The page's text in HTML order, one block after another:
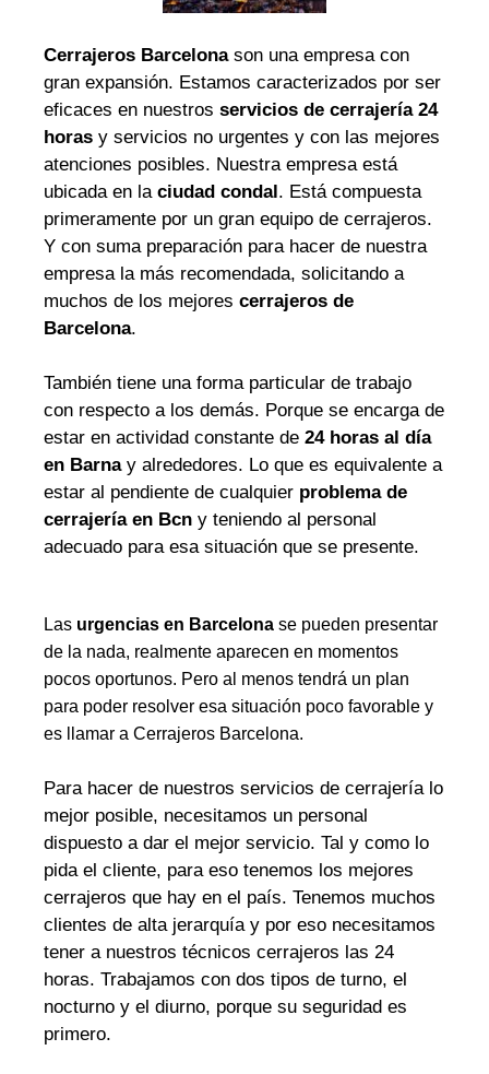
Cerrajeros Barcelonason una empresa con
gran expansión. Estamos caracterizados por ser
eficaces en nuestros servicios de cerrajería 24
horas y servicios no urgentes y con las mejores
atenciones posibles. Nuestra empresa está
ubicada en laciudad condal. Está compuesta
primeramente por un gran equipo de cerrajeros.
Y con suma preparación para hacer de nuestra
empresa la más recomendada, solicitando a
muchos de los mejores cerrajeros de
Barcelona.
También tiene una forma particular de trabajo
con respecto a los demás. Porque se encarga de
estar en actividad constante de 24 horas al día
en Barnay alrededores. Lo que es equivalente a
estar al pendiente de cualquier problema de
cerrajería en Bcn y teniendo al personal
adecuado para esa situación que se presente.
Las urgencias en Barcelona se pueden presentar
de la nada, realmente aparecen en momentos
pocos oportunos. Pero al menos tendrá un plan
para poder resolver esa situación poco favorable y
es llamar a Cerrajeros Barcelona.
Para hacer de nuestros servicios de cerrajería lo
mejor posible, necesitamos un personal
dispuesto a dar el mejor servicio. Tal y como lo
pida el cliente, para eso tenemos los mejores
cerrajeros que hay en el país. Tenemos muchos
clientes de alta jerarquía y por eso necesitamos
tener a nuestros técnicos cerrajeros las 24
horas. Trabajamos con dos tipos de turno, el
nocturno y el diurno, porque su seguridad es
primero.